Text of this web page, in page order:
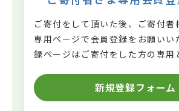
ご寄付をして頂いた後、ご寄付者
専用ページで会員登録をお願いい
録ページはご寄付をした方の専用
新規登録フォーム